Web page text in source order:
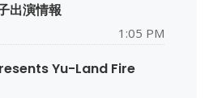
出演情報
1:05 PM
Yu-Land Fire